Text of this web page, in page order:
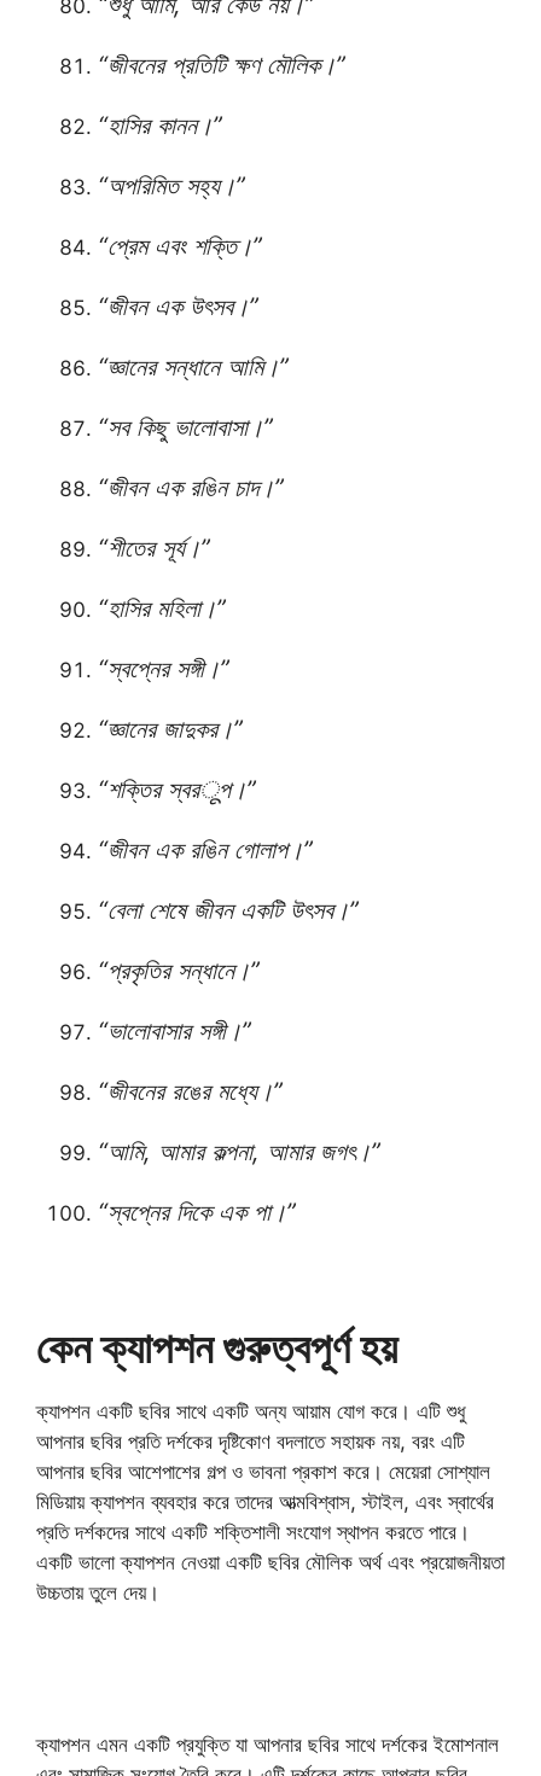
“জীবনের প্রতিটি ক্ষণ মৌলিক।”
“হাসির কানন।”
“অপরিমিত সহ্য।”
“প্রেম এবং শক্তি।”
“জীবন এক উৎসব।”
“জ্ঞানের সন্ধানে আমি।”
“সব কিছু ভালোবাসা।”
“জীবন এক রঙিন চাদ।”
“শীতের সূর্য।”
“হাসির মহিলা।”
“স্বপ্নের সঙ্গী।”
“জ্ঞানের জাদুকর।”
“শক্তির স্বরूপ।”
“জীবন এক রঙিন গোলাপ।”
“বেলা শেষে জীবন একটি উৎসব।”
“প্রকৃতির সন্ধানে।”
“ভালোবাসার সঙ্গী।”
“জীবনের রঙের মধ্যে।”
“আমি, আমার কল্পনা, আমার জগৎ।”
“স্বপ্নের দিকে এক পা।”
কেন ক্যাপশন গুরুত্বপূর্ণ হয়
ক্যাপশন একটি ছবির সাথে একটি অন্য আয়াম যোগ করে। এটি শুধু
আপনার ছবির প্রতি দর্শকের দৃষ্টিকোণ বদলাতে সহায়ক নয়, বরং এটি
আপনার ছবির আশেপাশের গল্প ও ভাবনা প্রকাশ করে। মেয়েরা সোশ্যাল
মিডিয়ায় ক্যাপশন ব্যবহার করে তাদের আত্মবিশ্বাস, স্টাইল, এবং স্বার্থের
প্রতি দর্শকদের সাথে একটি শক্তিশালী সংযোগ স্থাপন করতে পারে।
একটি ভালো ক্যাপশন নেওয়া একটি ছবির মৌলিক অর্থ এবং প্রয়োজনীয়তা
উচ্চতায় তুলে দেয়।
ক্যাপশন এমন একটি প্রযুক্তি যা আপনার ছবির সাথে দর্শকের ইমোশনাল